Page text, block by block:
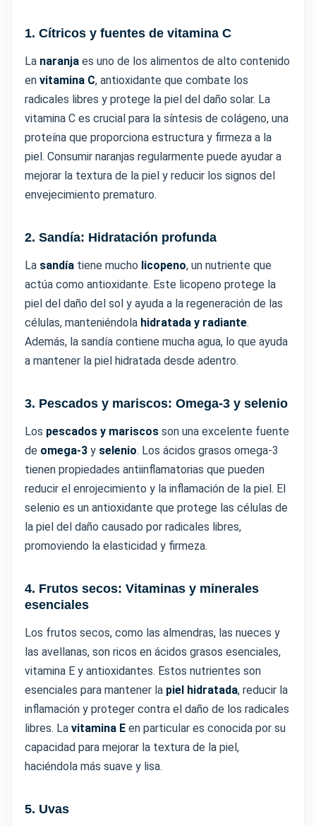
1. Cítricos y fuentes de vitamina C
La naranja es uno de los alimentos de alto contenido
en vitamina C, antioxidante que combate los
radicales libres y protege la piel del daño solar. La
vitamina C es crucial para la síntesis de colágeno, una
proteína que proporciona estructura y firmeza a la
piel. Consumir naranjas regularmente puede ayudar a
mejorar la textura de la piel y reducir los signos del
envejecimiento prematuro.
2. Sandía: Hidratación profunda
La sandía tiene mucho licopeno, un nutriente que
actúa como antioxidante. Este licopeno protege la
piel del daño del sol y ayuda a la regeneración de las
células, manteniéndola hidratada y radiante.
Además, la sandía contiene mucha agua, lo que ayuda
a mantener la piel hidratada desde adentro.
3. Pescados y mariscos: Omega-3 y selenio
Los pescados y mariscos son una excelente fuente
de omega-3 y selenio. Los ácidos grasos omega-3
tienen propiedades antiinflamatorias que pueden
reducir el enrojecimiento y la inflamación de la piel. El
selenio es un antioxidante que protege las células de
la piel del daño causado por radicales libres,
promoviendo la elasticidad y firmeza.
4. Frutos secos: Vitaminas y minerales
esenciales
Los frutos secos, como las almendras, las nueces y
las avellanas, son ricos en ácidos grasos esenciales,
vitamina E y antioxidantes. Estos nutrientes son
esenciales para mantener la piel hidratada, reducir la
inflamación y proteger contra el daño de los radicales
libres. La vitamina E en particular es conocida por su
capacidad para mejorar la textura de la piel,
haciéndola más suave y lisa.
5. Uvas